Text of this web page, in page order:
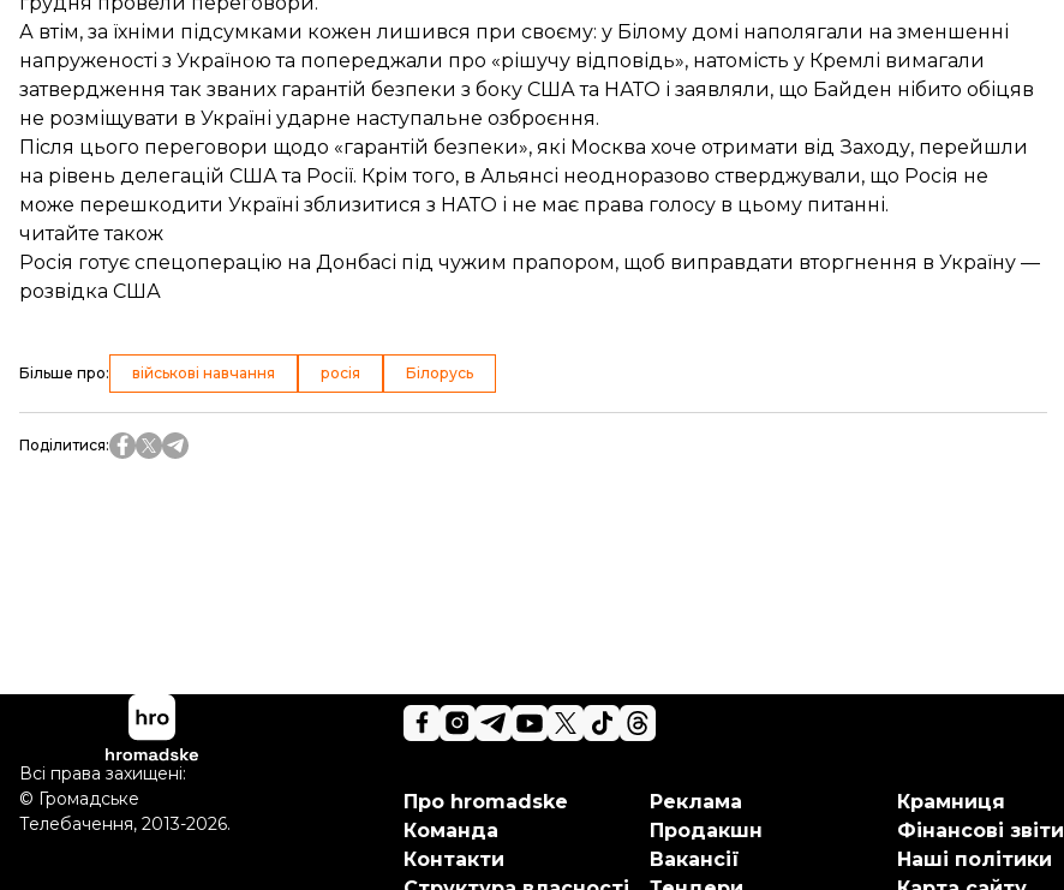
А втім, за їхніми підсумками кожен лишився при своєму: у Білому домі наполягали на зменшенні
напруженості з Україною та попереджали про «рішучу відповідь», натомість у Кремлі вимагали
затвердження так званих гарантій безпеки з боку США та НАТО і заявляли, що Байден нібито обіцяв
не розміщувати в Україні ударне наступальне озброєння.
Після цього переговори щодо «гарантій безпеки», які Москва хоче отримати від Заходу, перейшли
на рівень делегацій США та Росії. Крім того, в Альянсі неодноразово стверджували, що Росія не
може перешкодити Україні зблизитися з НАТО і не має права голосу в цьому питанні.
читайте також
Росія готує спецоперацію на Донбасі під чужим прапором, щоб виправдати вторгнення в Україну —
розвідка США
Більше про: військові навчання росія Білорусь
Поділитися:
Про hromadske
Команда
Контакти
Реклама
Продакшн
Вакансії
Крамниця
Фінансові звіти
Наші політики
Всі права захищені:
© Громадське
Телебачення, 2013-2026.